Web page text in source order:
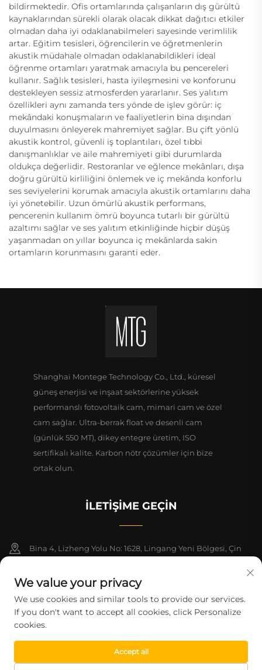
bildirmektedir. Ofis ortamlarında çalışanların dış gürültü
kaynaklarından sürekli olarak olacak dikkat dağıtıcı etkiler
olmadan daha iyi odaklanabilmeleri sayesinde verimlilik
artar. Eğitim tesisleri, öğrencilerin ve öğretmenlerin
akustik müdahale olmadan odaklanabildikleri ideal
öğrenme ortamları yaratmak amacıyla bu pencereleri
kullanır. Sağlık tesisleri, hasta iyileşmesini ve konforunu
destekleyen sessiz atmosferden yararlanır. Ses yalıtım
özellikleri aynı zamanda ters yönde de işlev görür: iç
mekândaki konuşmaların ve faaliyetlerin bina dışından
duyulmasını önleyerek mahremiyet sağlar. Bu çift yönlü
akustik kontrol, güvenli iş toplantıları, özel tıbbi
danışmanlıklar ve aile mahremiyeti gibi durumlarda
oldukça değerlidir. Restoranlar ve eğlence mekânları, dışa
doğru gürültü kirliliğini önlemek ve iç mekânda konforlu
ses seviyelerini korumak amacıyla akustik ortamlarını daha
iyi yönetebilir. Uzun ömürlü akustik performans,
pencerenin kullanım ömrü boyunca tutarlı bir gürültü
azaltımı sağlar ve ses yalıtım etkinliğinde hiçbir düşüş
yaşanmadan on yıllar boyunca iç mekânlarda sakin
ortamların korunmasını garanti eder.
Shanghai Montege Technology Co., Ltd., küresel
güneş enerjisi ve inşaat sektörlerine yüksek
performanslı fotovoltaik cam, mimari cam ve özel
cam sağlar. Ultra-berrak float ve desenli cam
(günlük 550 MT), dikey entegre üretim, ISO
sertifikalı kalite. Karbon nötr çözümler için bize
ortak olun.
İLETIŞIME GEÇIN
Bina 4, Lizheng Yolu No: 1628, Lingang Yeni Bölgesi, Çin
+86-15124919712
[email protected]
Telif Hakkı © 2026 Şangay Montege Teknoloji Şirketi Ltd. Tüm hakları
saklıdır. Gizlilik Politikası
We value your privacy
We use cookies and similar tools to provide our services.
If you don't want to accept all cookies, click Personalize
cookies.
Accept all